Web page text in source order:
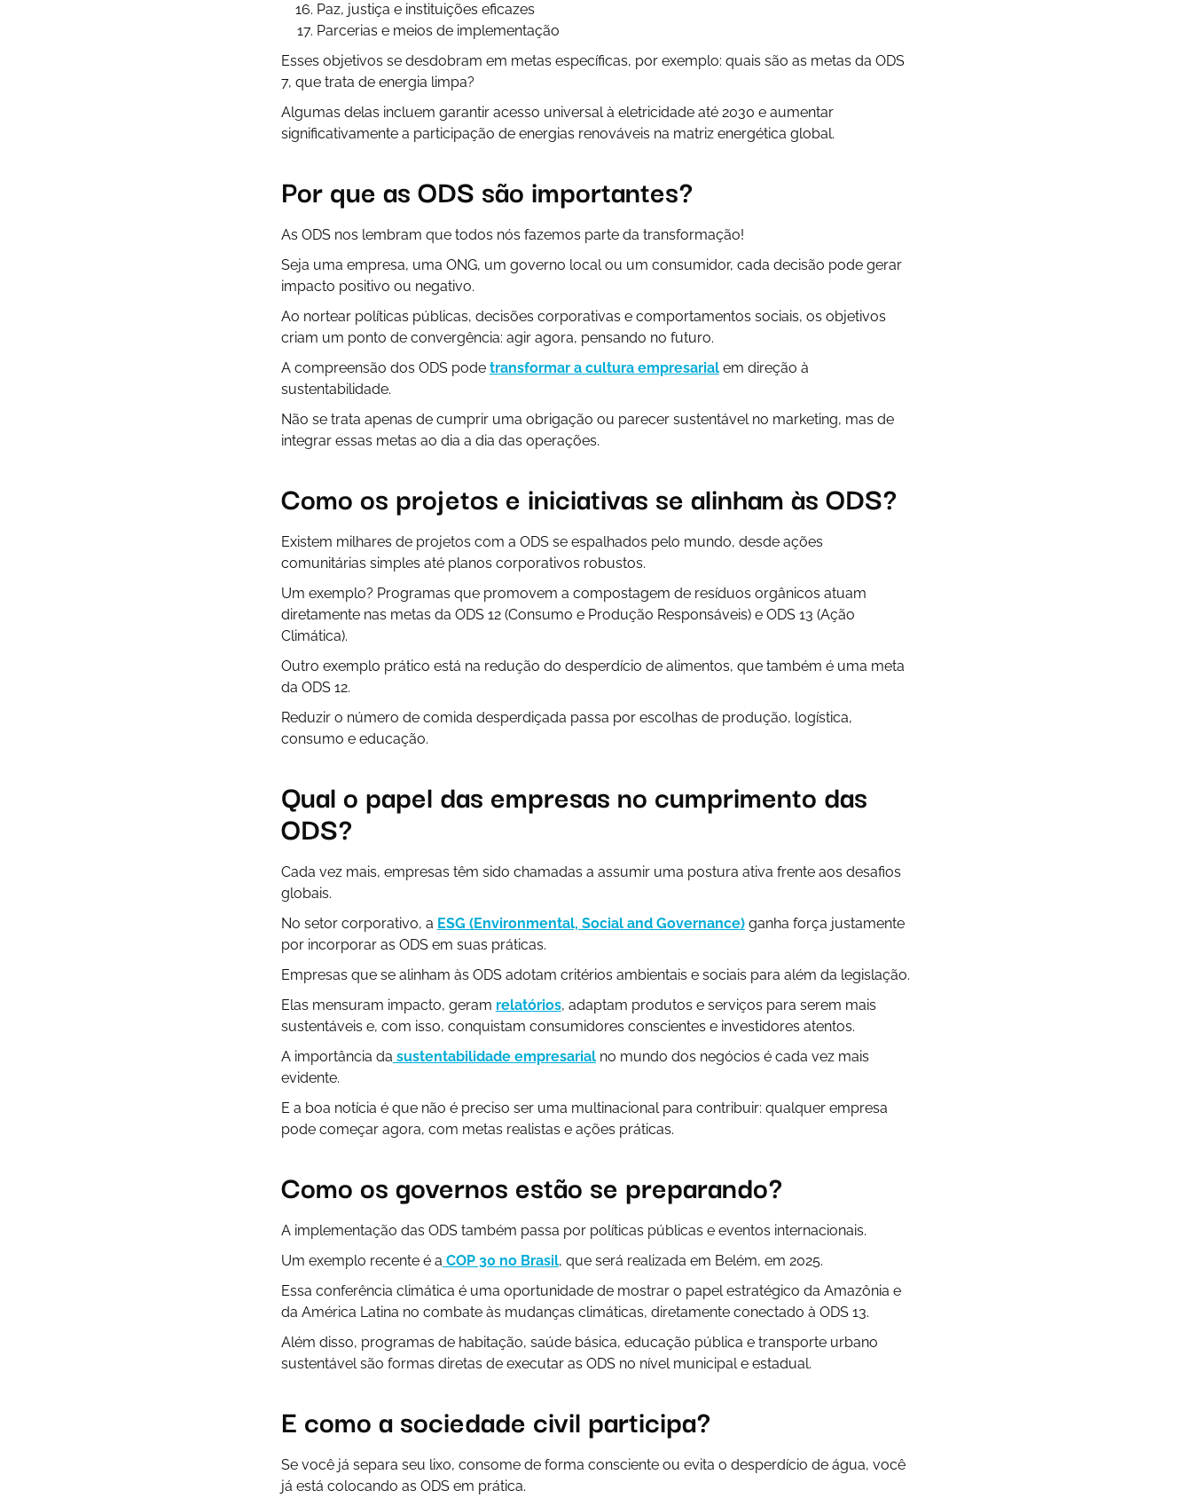
Paz, justiça e instituições eficazes
Parcerias e meios de implementação
Esses objetivos se desdobram em metas específicas, por exemplo: quais são as metas da ODS
7, que trata de energia limpa?
Algumas delas incluem garantir acesso universal à eletricidade até 2030 e aumentar
significativamente a participação de energias renováveis na matriz energética global.
Por que as ODS são importantes?
As ODS nos lembram que todos nós fazemos parte da transformação!
Seja uma empresa, uma ONG, um governo local ou um consumidor, cada decisão pode gerar
impacto positivo ou negativo.
Ao nortear políticas públicas, decisões corporativas e comportamentos sociais, os objetivos
criam um ponto de convergência: agir agora, pensando no futuro.
A compreensão dos ODS pode transformar a cultura empresarialem direção à
sustentabilidade.
Não se trata apenas de cumprir uma obrigação ou parecer sustentável no marketing, mas de
integrar essas metas ao dia a dia das operações.
Como os projetos e iniciativas se alinham às ODS?
Existem milhares de projetos com a ODS se espalhados pelo mundo, desde ações
comunitárias simples até planos corporativos robustos.
Um exemplo? Programas que promovem a compostagem de resíduos orgânicos atuam
diretamente nas metas da ODS 12 (Consumo e Produção Responsáveis) e ODS 13 (Ação
Climática).
Outro exemplo prático está na redução do desperdício de alimentos, que também é uma meta
da ODS 12.
Reduzir o número de comida desperdiçada passa por escolhas de produção, logística,
consumo e educação.
Qual o papel das empresas no cumprimento das
ODS?
Cada vez mais, empresas têm sido chamadas a assumir uma postura ativa frente aos desafios
globais.
No setor corporativo, a ESG (Environmental, Social and Governance)ganha força justamente
por incorporar as ODS em suas práticas.
Empresas que se alinham às ODS adotam critérios ambientais e sociais para além da legislação.
Elas mensuram impacto, geram relatórios, adaptam produtos e serviços para serem mais
sustentáveis e, com isso, conquistam consumidores conscientes e investidores atentos.
A importância da sustentabilidade empresarialno mundo dos negócios é cada vez mais
evidente.
E a boa notícia é que não é preciso ser uma multinacional para contribuir: qualquer empresa
pode começar agora, com metas realistas e ações práticas.
Como os governos estão se preparando?
A implementação das ODS também passa por políticas públicas e eventos internacionais.
Um exemplo recente é a COP 30 no Brasil, que será realizada em Belém, em 2025.
Essa conferência climática é uma oportunidade de mostrar o papel estratégico da Amazônia e
da América Latina no combate às mudanças climáticas, diretamente conectado à ODS 13.
Além disso, programas de habitação, saúde básica, educação pública e transporte urbano
sustentável são formas diretas de executar as ODS no nível municipal e estadual.
E como a sociedade civil participa?
Se você já separa seu lixo, consome de forma consciente ou evita o desperdício de água, você
já está colocando as ODS em prática.